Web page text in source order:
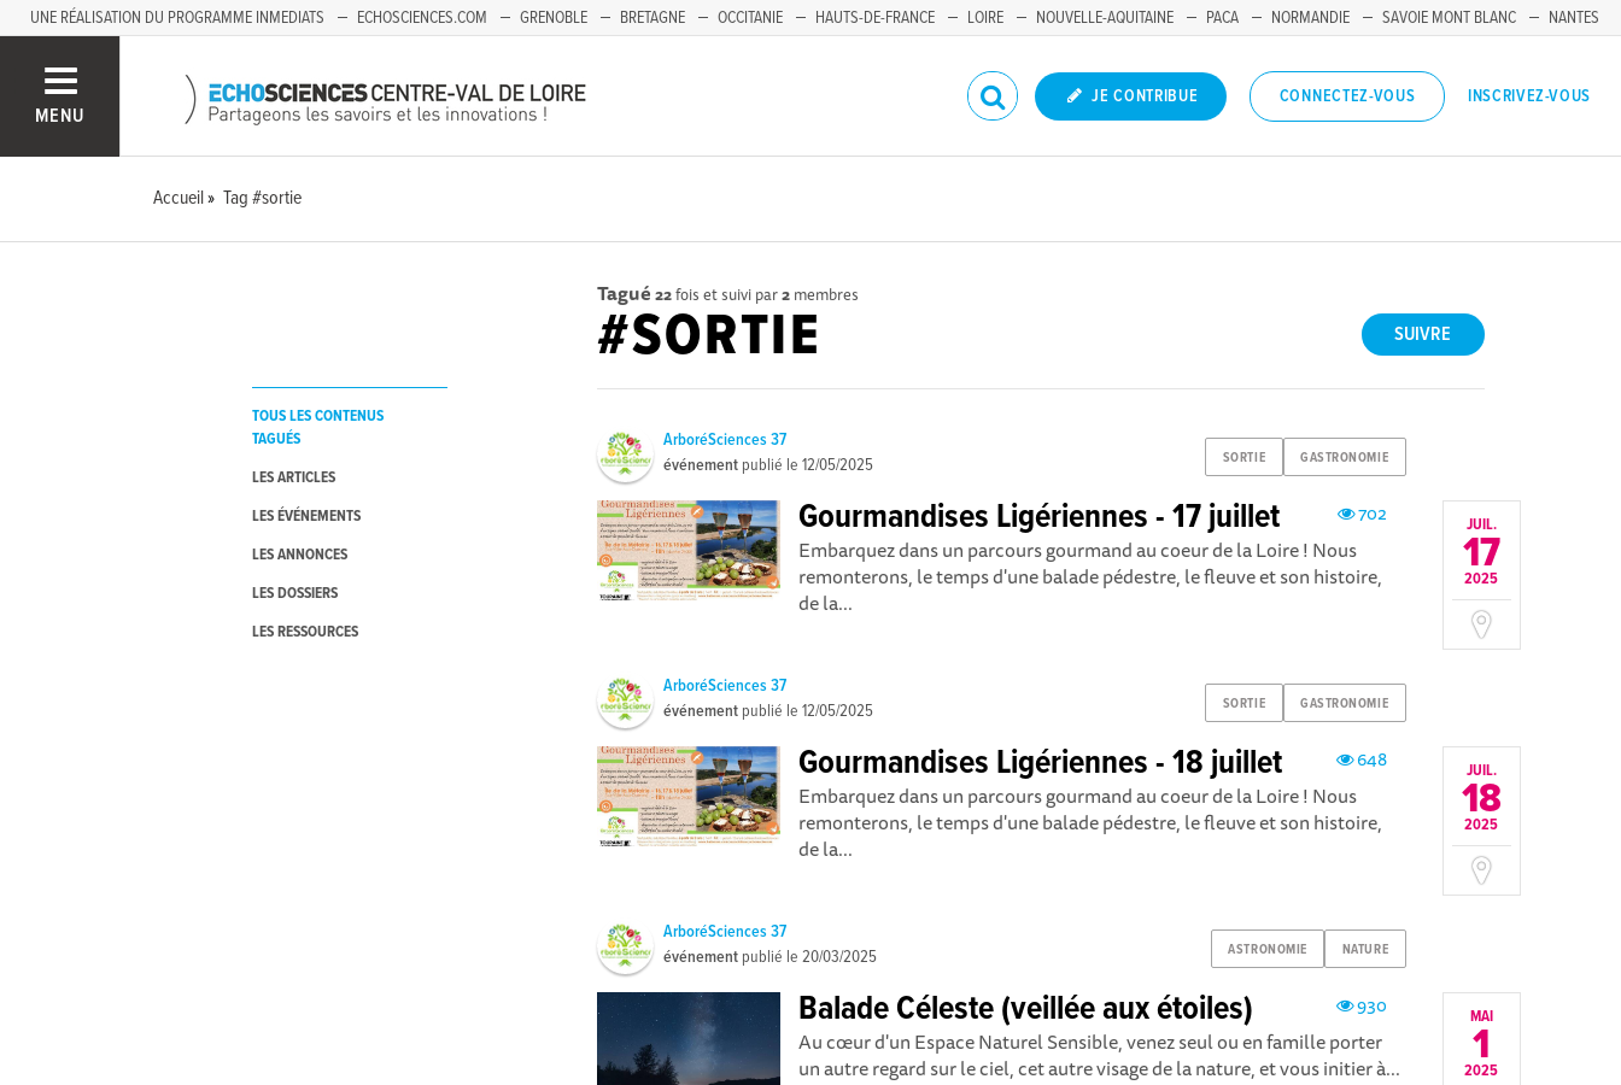
UNE RÉALISATION DU PROGRAMME INMEDIATS ECHOSCIENCES.COM GRENOBLE BRETAGNE OCCITANIE HAUTS-DE-FRANCE LOIRE NOUVELLE-AQUITAINE PACA NORMANDIE SAVOIE MONT BLANC
NANTES
MENU
JE CONTRIBUE CONNECTEZ-VOUS INSCRIVEZ-VOUS
Accueil Tag #sortie
TOUS LES CONTENUS
TAGUÉS
LES ARTICLES
LES ÉVÉNEMENTS
LES ANNONCES
LES DOSSIERS
LES RESSOURCES
Tagué 22fois et suivi par2 membres
SUIVRE
#SORTIE
SORTIE GASTRONOMIE
ArboréSciences 37
événement publié le12/05/2025
JUIL.
17
2025
702
Gourmandises Ligériennes - 17 juillet
Embarquez dans un parcours gourmand au coeur de la Loire ! Nous
remonterons, le temps d'une balade pédestre, le fleuve et son histoire,
de la...
SORTIE GASTRONOMIE
ArboréSciences 37
événement publié le12/05/2025
JUIL.
18
2025
648
Gourmandises Ligériennes - 18 juillet
Embarquez dans un parcours gourmand au coeur de la Loire ! Nous
remonterons, le temps d'une balade pédestre, le fleuve et son histoire,
de la...
ASTRONOMIE NATURE
ArboréSciences 37
événement publié le20/03/2025
MAI
1
2025
930
Balade Céleste (veillée aux étoiles)
Au cœur d'un Espace Naturel Sensible, venez seul ou en famille porter
un autre regard sur le ciel, cet autre visage de la nature, et vous initier à...